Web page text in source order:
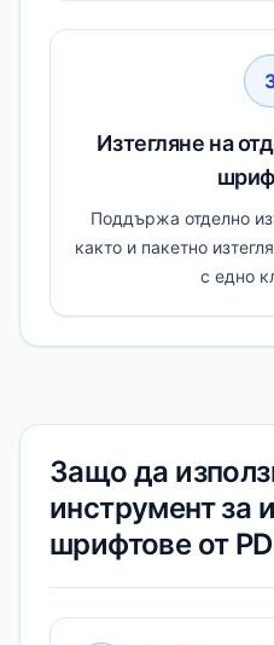
Изтегляне на
Поддържа отделно
както и пакетно
с едно
Защо да
инструмент за
шрифтове от